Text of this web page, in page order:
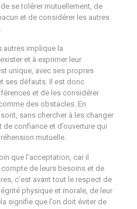
se tolérer mutuellement, de
et de considérer les autres
autres implique la
et à exprimer leur
unique, avec ses propres
ses défauts. Il est donc
et de les considérer
des obstacles. En
sans chercher à les changer
confiance et d’ouverture qui
mutuelle.
que l’acceptation, car il
de leurs besoins et de
c’est avant tout le respect de
physique et morale, de leur
signifie que l’on doit éviter de